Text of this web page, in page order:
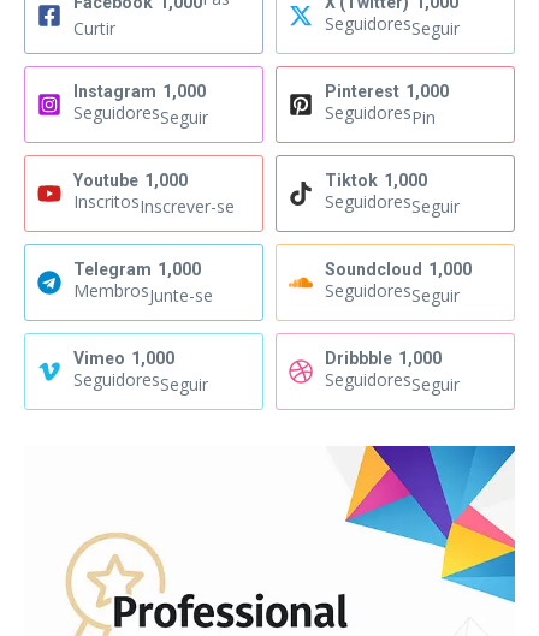
Curtir
SeguidoresSeguir
Instagram 1,000
SeguidoresSeguir
Pinterest 1,000
SeguidoresPin
Youtube 1,000
InscritosInscrever-se
Tiktok 1,000
SeguidoresSeguir
Telegram 1,000
MembrosJunte-se
Soundcloud 1,000
SeguidoresSeguir
Vimeo 1,000
SeguidoresSeguir
Dribbble 1,000
SeguidoresSeguir